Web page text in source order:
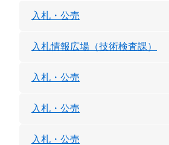
入札・公売
入札情報広場（技術検査課）
入札・公売
入札・公売
入札・公売